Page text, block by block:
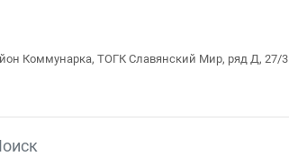
Коммунарка, ТОГК Славянский Мир, ряд Д, 27/3